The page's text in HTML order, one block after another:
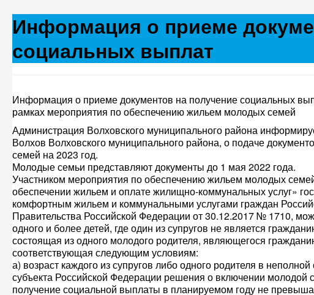
Информация о приеме
социальных выплат
Информация о приеме документов на получение социальных
рамках мероприятия по обеспечению жильем молодых семей
Администрация Волховского муниципального района
Волхов Волховского муниципального района, о подаче
семей на 2023 год.
Молодые семьи представляют документы до 1 мая 2022 года.
Участником мероприятия по обеспечению жильем молодых
обеспечении жильем и оплате жилищно-коммунальных услуг»
комфортным жильем и коммунальными услугами граждан
Правительства Российской Федерации от 30.12.2017 № 1710,
одного и более детей, где один из супругов не является
состоящая из одного молодого родителя, являющегося
соответствующая следующим условиям:
а) возраст каждого из супругов либо одного родителя в
субъекта Российской Федерации решения о включении молодой
получение социальной выплаты в планируемом году не